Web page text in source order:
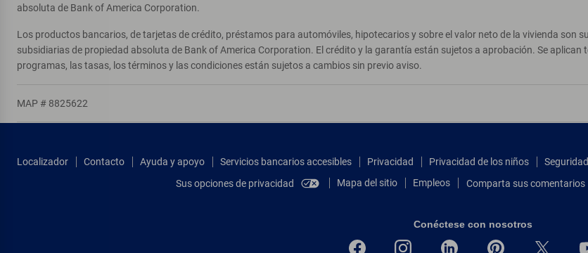
absoluta de Bank of America Corporation.
Los productos bancarios, de tarjetas de crédito, préstamos para automóviles, hipotecarios y sobre el valor neto de la vivienda son
subsidiarias de propiedad absoluta de Bank of America Corporation. El crédito y la garantía están sujetos a aprobación. Se
programas, las tasas, los términos y las condiciones están sujetos a cambios sin previo aviso.
MAP # 8825622
Localizador Contacto Ayuda y apoyo Servicios bancarios accesibles Privacidad Privacidad de los niños Seguridad
Sus opciones de privacidad
Mapa del sitio Empleos Comparta sus comentarios
Conéctese con nosotros